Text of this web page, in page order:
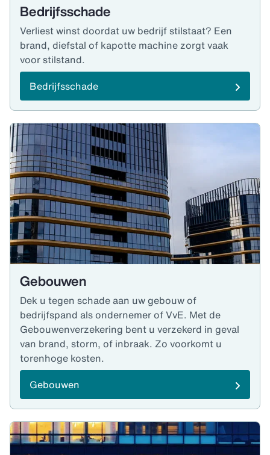
Bedrijfsschade
Verliest winst doordat uw bedrijf stilstaat? Een
brand, diefstal of kapotte machine zorgt vaak
voor stilstand.
Bedrijfsschade
Gebouwen
Dek u tegen schade aan uw gebouw of
bedrijfspand als ondernemer of VvE. Met de
Gebouwenverzekering bent u verzekerd in geval
van brand, storm, of inbraak. Zo voorkomt u
torenhoge kosten.
Gebouwen